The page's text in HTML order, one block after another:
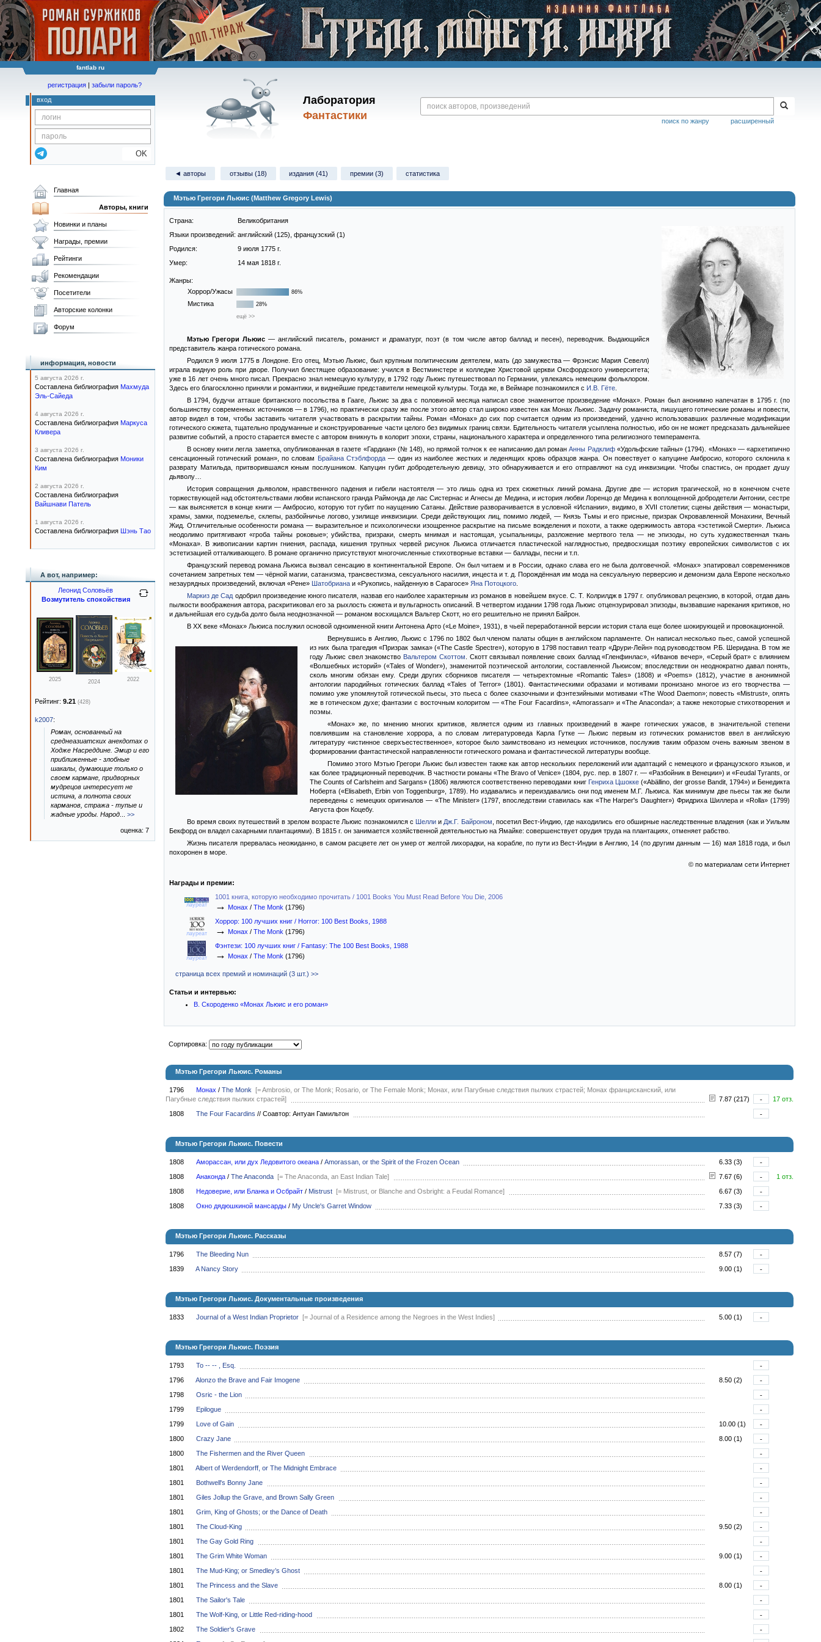
fantlab ru
Лаборатория
Фантастики
расширенный
поиск по жанру
регистрация | забыли пароль?
вход
OK
◄ авторы отзывы (18) издания (41) премии (3) статистика
Мэтью Грегори Льюис (Matthew Gregory Lewis)
Страна:
Великобритания
Языки произведений: английский (125), французский (1)
Родился:
9 июля 1775 г.
Умер:
14 мая 1818 г.
Жанры:
Хоррор/Ужасы
86%
Мистика
28%
ещё >>
Мэтью Грегори Льюис— английский писатель, романист и драматург, поэт (в том числе автор баллад и песен), переводчик. Выдающийся
представитель жанра готического романа.
Родился 9 июля 1775 в Лондоне. Его отец, Мэтью Льюис, был крупным политическим деятелем, мать (до замужества — Фрэнсис Мария Севелл)
играла видную роль при дворе. Получил блестящее образование: учился в Вестминстере и колледже Христовой церкви Оксфордского университета;
уже в 16 лет очень много писал. Прекрасно знал немецкую культуру, в 1792 году Льюис путешествовал по Германии, увлекаясь немецким фольклором.
Здесь его благосклонно приняли и романтики, и виднейшие представители немецкой культуры. Тогда же, в Веймаре познакомился с И.В. Гёте
В 1794, будучи атташе британского посольства в Гааге, Льюис за два с половиной месяца написал свое знаменитое произведение «Монах». Роман был анонимно напечатан в 1795 г. (по
большинству современных источников — в 1796), но практически сразу же после этого автор стал широко известен как Монах Льюис. Задачу романиста, пишущего готические романы и повести,
автор видел в том, чтобы заставить читателя участвовать в раскрытии тайны. Роман «Монах» до сих пор считается одним из произведений, удачно использовавших различные модификации
готического сюжета, тщательно продуманные и сконструированные части целого без видимых границ связи. Бдительность читателя усыплена полностью, ибо он не может предсказать дальнейшее
развитие событий, а просто старается вместе с автором вникнуть в колорит эпохи, страны, национального характера и определенного типа религиозного темперамента.
В основу книги легла заметка, опубликованная в газете «Гардиан» (№ 148), но прямой толчок к ее написанию дал романАнны Радклиф«Удольфские тайны» (1794). «Монах» — «архетипично
сенсационный готический роман», по словам Брайана Стэблфорда — один из наиболее жестких и леденящих кровь образцов жанра. Он повествует о капуцине Амбросио, которого склонила к
разврату Матильда, притворившаяся юным послушником. Капуцин губит добродетельную девицу, это обнаруживается и его отправляют на суд инквизиции. Чтобы спастись, он продает душу
дьяволу…
История совращения дьяволом, нравственного падения и гибели настоятеля — это лишь одна из трех сюжетных линий романа. Другие две — история трагической, но в конечном счете
торжествующей над обстоятельствами любви испанского гранда Раймонда де лас Систернас и Агнесы де Медина, и история любви Лоренцо де Медина к воплощенной добродетели Антонии, сестре
— как выясняется в конце книги — Амбросио, которую тот губит по наущению Сатаны. Действие разворачивается в условной «Испании», видимо, в XVII столетии; сцены действия — монастыри,
храмы, замки, подземелье, склепы, разбойничье логово, узилище инквизиции. Среди действующих лиц, помимо людей, — Князь Тьмы и его присные, призрак Окровавленной Монахини, Вечный
Жид. Отличительные особенности романа — выразительное и психологически изощренное раскрытие на письме вожделения и похоти, а также одержимость автора «эстетикой Смерти». Льюиса
неодолимо притягивают «гроба тайны роковые»; убийства, призраки, смерть мнимая и настоящая, усыпальницы, разложение мертвого тела — не эпизоды, но суть художественная ткань
«Монаха». В живописании картин гниения, распада, кишения трупных червей рисунок Льюиса отличается пластической наглядностью, предвосхищая поэтику европейских символистов с их
эстетизацией отталкивающего. В романе органично присутствуют многочисленные стихотворные вставки — баллады, песни и т.п.
Французский перевод романа Льюиса вызвал сенсацию в континентальной Европе. Он был читаем и в России, однако слава его не была долговечной. «Монах» эпатировал современников
сочетанием запретных тем — чёрной магии, сатанизма, трансвестизма, сексуального насилия, инцеста и т. д. Порождённая им мода на сексуальную перверсию и демонизм дала Европе несколько
незаурядных произведений, включая «Рене» Шатобриана и «Рукопись, найденную в Сарагосе» Яна Потоцкого
Маркиз де Сад одобрил произведение юного писателя, назвав его наиболее характерным из романов в новейшем вкусе. С. Т. Колрилдж в 1797 г. опубликовал рецензию, в которой, отдав дань
пылкости воображения автора, раскритиковал его за рыхлость сюжета и вульгарность описаний. В четвертом издании 1798 года Льюис отцензурировал эпизоды, вызвавшие нарекания критиков, но
и дальнейшая его судьба долго была неоднозначной — романом восхищался Вальтер Скотт, но его решительно не принял Байрон.
В XX веке «Монах» Льюиса послужил основой одноименной книги Антонена Арто («Le Moine», 1931), в чьей переработанной версии история стала еще более шокирующей и провокационной.
Вернувшись в Англию, Льюис с 1796 по 1802 был членом палаты общин в английском парламенте. Он написал несколько пьес, самой успешной
из них была трагедия «Призрак замка» («The Castle Spectre»), которую в 1798 поставил театр «Друри-Лейн» под руководством Р.Б. Шеридана. В том же
году Льюис свел знакомство Вальтером Скоттом . Скотт связывал появление своих баллад «Гленфинлас», «Иванов вечер», «Серый брат» с влиянием
«Волшебных историй» («Tales of Wonder»), знаменитой поэтической антологии, составленной Льюисом; впоследствии он неоднократно давал понять,
сколь многим обязан ему. Среди других сборников писателя — четырехтомные «Romantic Tales» (1808) и «Poems» (1812), участие в анонимной
антологии пародийных готических баллад «Tales of Terror» (1801). Фантастическими образами и мотивами пронизано многое из его творчества —
помимо уже упомянутой готической пьесы, это пьеса с более сказочными и фэнтезийными мотивами «The Wood Daemon»; повесть «Mistrust», опять
же в готическом духе; фантазии с восточным колоритом — «The Four Facardins», «Amorassan» и «The Anaconda»; а также некоторые стихотворения и
поэмы.
«Монах» же, по мнению многих критиков, является одним из главных произведений в жанре готических ужасов, в значительной степени
повлиявшим на становление хоррора, а по словам литературоведа Карла Гутке — Льюис первым из готических романистов ввел в английскую
литературу «истинное сверхъестественное», которое было заимствовано из немецких источников, послужив таким образом очень важным звеном в
формировании фантастической направленности готического романа и фантастической литературы вообще.
Помимо этого Мэтью Грегори Льюис был известен также как автор нескольких переложений или адаптаций с немецкого и французского языков, и
как более традиционный переводчик. В частности романы «The Bravo of Venice» (1804, рус. пер. в 1807 г. — «Разбойник в Венеции») и «Feudal Tyrants, or
The Counts of Carlsheim and Sargans» (1806) являются соответственно переводами книг Генриха Цшокке(«Abällino, der grosse Bandit, 1794») и Бенедикта
Ноберта («Elisabeth, Erbin von Toggenburg», 1789). Но издавались и переиздавались они под именем М.Г. Льюиса. Как минимум две пьесы так же были
переведены с немецких оригиналов — «The Minister» (1797, впоследствии ставилась как «The Harper's Daughter») Фридриха Шиллера и «Rolla» (1799)
Августа фон Коцебу.
Во время своих путешествий в зрелом возрасте Льюис познакомился с Шеллии Дж.Г. Байроном , посетил Вест-Индию, где находились его обширные наследственные владения (как и Уильям
Бекфорд он владел сахарными плантациями). В 1815 г. он занимается хозяйственной деятельностью на Ямайке: совершенствует орудия труда на плантациях, отменяет рабство.
Жизнь писателя прервалась неожиданно, в самом расцвете лет он умер от желтой лихорадки, на корабле, по пути из Вест-Индии в Англию, 14 (по другим данным — 16) мая 1818 года, и был
похоронен в море.
© по материалам сети Интернет
Награды и премии:
лауреат
1001 книга, которую необходимо прочитать / 1001 Books You Must Read Before You Die, 2006
→ Монах / The Monk (1796)
лауреат
Хоррор: 100 лучших книг / Horror: 100 Best Books, 1988
→ Монах / The Monk (1796)
лауреат
Фэнтези: 100 лучших книг / Fantasy: The 100 Best Books, 1988
→ Монах / The Monk (1796)
страница всех премий и номинаций (3 шт.) >>
Статьи и интервью:
В. Скороденко «Монах Льюис и его роман»
Сортировка:
Мэтью Грегори Льюис. Романы
1796 Монах / The Monk [= Ambrosio, or The Monk; Rosario, or The Female Monk; Монах, или Пагубные следствия пылких страстей; Монах францисканский, или
Пагубные следствия пылких страстей]
7.87 (217) -
17 отз.
1808
The Four Facardins // Соавтор: Антуан Гамильтон -
Мэтью Грегори Льюис. Повести
1808 Аморассан, или дух Ледовитого океана / Amorassan, or the Spirit of the Frozen Ocean 6.33 (3)
-
1808
Анаконда / The Anaconda [= The Anaconda, an East Indian Tale] 7.67 (6) -
1 отз.
1808
Недоверие, или Бланка и Осбрайт / Mistrust [= Mistrust, or Blanche and Osbright: a Feudal Romance] 6.67 (3)
-
1808
Окно дядюшкиной мансарды / My Uncle's Garret Window 7.33 (3) -
Мэтью Грегори Льюис. Рассказы
1796 The Bleeding Nun 8.57 (7)
-
1839
A Nancy Story 9.00 (1) -
Мэтью Грегори Льюис. Документальные произведения
1833 Journal of a West Indian Proprietor [= Journal of a Residence among the Negroes in the West Indies] 5.00 (1) -
Мэтью Грегори Льюис. Поэзия
1793 To -- -- , Esq.
-
1796
Alonzo the Brave and Fair Imogene 8.50 (2)
-
1798
Osric - the Lion
-
1799
Epilogue
-
1799
Love of Gain 10.00 (1)
-
1800
Crazy Jane 8.00 (1)
-
1800
The Fishermen and the River Queen
-
1801
Albert of Werdendorff, or The Midnight Embrace
-
1801
Bothwell's Bonny Jane
-
1801
Giles Jollup the Grave, and Brown Sally Green
-
1801
Grim, King of Ghosts; or the Dance of Death
-
1801
The Cloud-King 9.50 (2)
-
1801
The Gay Gold Ring
-
1801
The Grim White Woman 9.00 (1)
-
1801
The Mud-King; or Smedley’s Ghost
-
1801
The Princess and the Slave 8.00 (1)
-
1801
The Sailor's Tale
-
1801
The Wolf-King, or Little Red-riding-hood
-
1802
The Soldier's Grave
-
Главная
Авторы, книги
Новинки и планы
Награды, премии
Рейтинги
Рекомендации
Посетители
Авторские колонки
Форум
информация, новости
5 августа 2026 г.
Составлена библиография Махмуда
Эль-Сайеда
4 августа 2026 г.
Составлена библиография Маркуса
Кливера
3 августа 2026 г.
Составлена библиография Моники
Ким
2 августа 2026 г.
Составлена библиография
Вайшнави Патель
1 августа 2026 г.
Составлена библиография Шэнь Тао
А вот, например:
Леонид Соловьёв
Возмутитель спокойствия
2025 2024 2022
Рейтинг: 9.21 (428)
k2007:
Роман, основанный на
среднеазиатских анекдотах о
Ходже Насреддине. Эмир и его
приближенные - злобные
шакалы, думающие только о
своем кармане, придворных
мудрецов интересует не
истина, а полнота своих
карманов, стража - тупые и
жадные уроды. Народ
>>
оценка: 7